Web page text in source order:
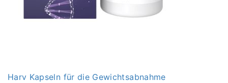
Harv Kapseln für die Gewichtsabnahme